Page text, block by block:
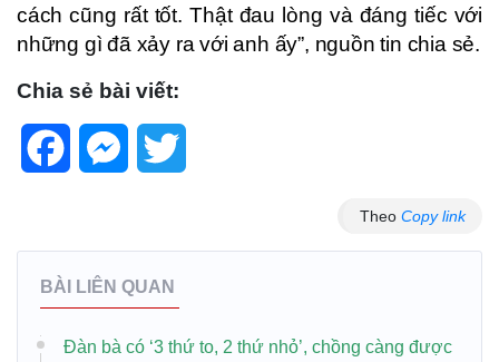
cách cũng rất tốt. Thật đau lòng và đáng tiếc với
những gì đã xảy ra với anh ấy”, nguồn tin chia sẻ.
Chia sẻ bài viết:
FacebookMessenger
Theo Copy link
BÀI LIÊN QUAN
Đàn bà có ‘3 thứ to, 2 thứ nhỏ’, chồng càng được